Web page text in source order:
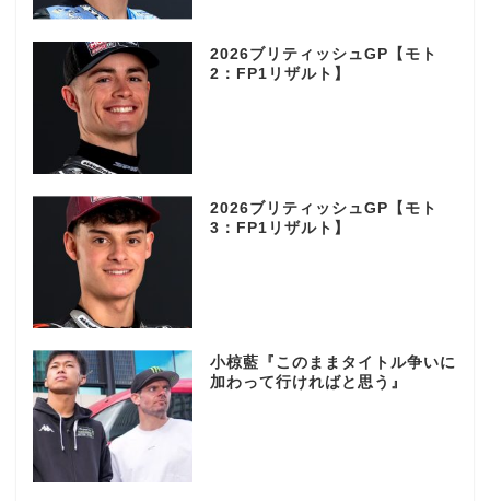
2026ブリティッシュGP【モト
2：FP1リザルト】
2026ブリティッシュGP【モト
3：FP1リザルト】
小椋藍『このままタイトル争いに
加わって行ければと思う』